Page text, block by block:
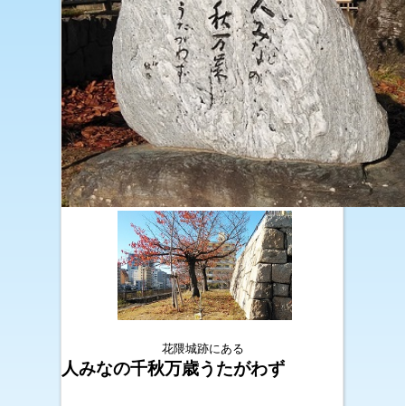
花隈城跡にある
人みなの千秋万歳うたがわず